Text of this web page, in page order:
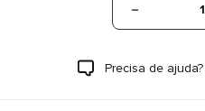
1
Precisa de ajuda?